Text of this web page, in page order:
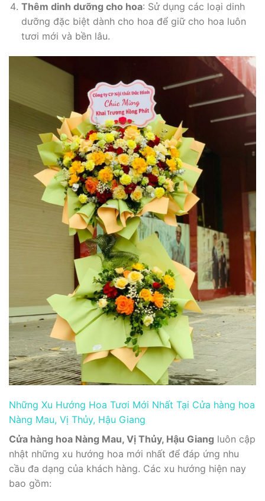
Thêm dinh dưỡng cho hoa: Sử dụng các loại dinh
dưỡng đặc biệt dành cho hoa để giữ cho hoa luôn
tươi mới và bền lâu.
Những Xu Hướng Hoa Tươi Mới Nhất Tại Cửa hàng hoa
Nàng Mau, Vị Thủy, Hậu Giang
Cửa hàng hoa Nàng Mau, Vị Thủy, Hậu Giang luôn cập
nhật những xu hướng hoa mới nhất để đáp ứng nhu
cầu đa dạng của khách hàng. Các xu hướng hiện nay
bao gồm: